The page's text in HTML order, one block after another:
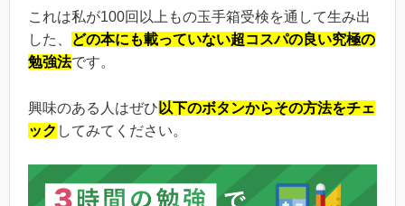
これは私が100回以上もの玉手箱受検を通して生み出
した、
どの本にも載っていない超コスパの良い究極の
勉強法です。
興味のある人はぜひ 以下のボタンからその方法をチェ
ック してみてください。